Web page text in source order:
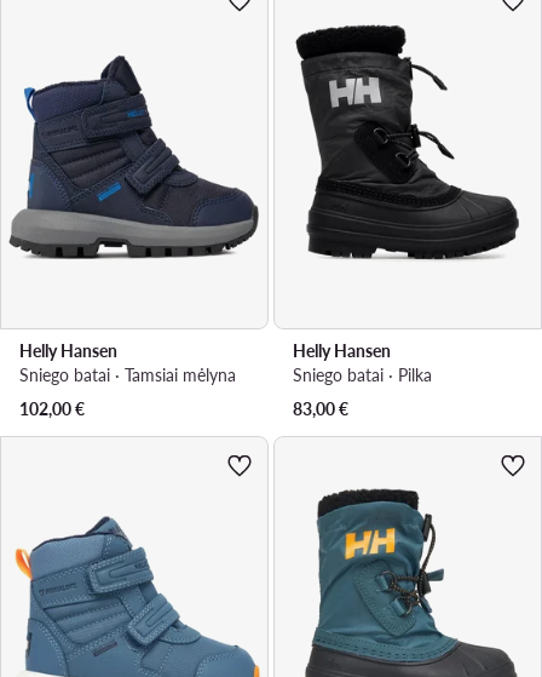
Helly Hansen
Sniego batai · Tamsiai mėlyna
102,00€
Helly Hansen
Sniego batai · Pilka
83,00€